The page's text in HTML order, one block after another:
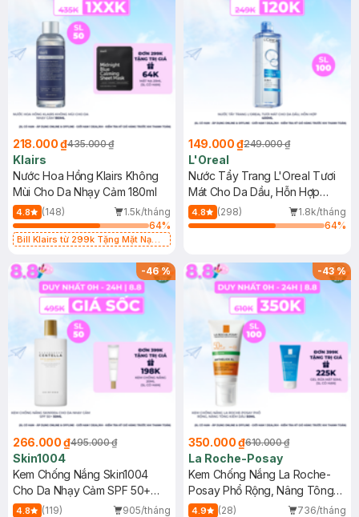
218.000 ₫435.000 ₫
Klairs
Nước Hoa Hồng Klairs Không
Mùi Cho Da Nhạy Cảm 180ml
4.8 (148)
1.5k/tháng
64%
Bill Klairs từ 299k Tặng Mặt Nạ
25ml (SL Có Hạn)
149.000 ₫249.000 ₫
L'Oreal
Nước Tẩy Trang L'Oreal Tươi
Mát Cho Da Dầu, Hỗn Hợp
400ml
4.8 (298)
1.8k/tháng
64%
-46%
266.000 ₫495.000 ₫
Skin1004
Kem Chống Nắng Skin1004
Cho Da Nhạy Cảm SPF 50+
50ml
4.8 (119)
905/tháng
-43%
350.000 ₫610.000 ₫
La Roche-Posay
Kem Chống Nắng La Roche-
Posay Phổ Rộng, Nâng Tông
Kiềm Dầu 50ml
4.9 (28)
736/tháng